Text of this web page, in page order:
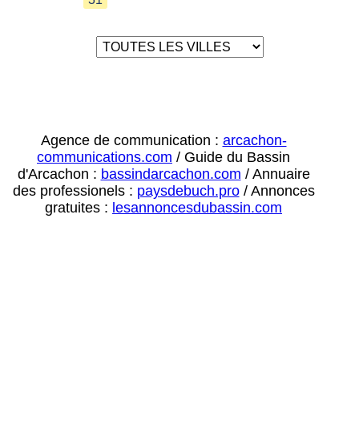
Agence de communication : arcachon-
communications.com / Guide du Bassin
d'Arcachon : bassindarcachon.com / Annuaire
des professionels : paysdebuch.pro/ Annonces
gratuites : lesannoncesdubassin.com